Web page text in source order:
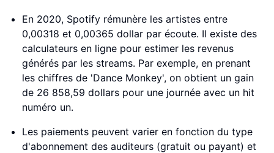
En 2020, Spotify rémunère les artistes entre
0,00318 et 0,00365 dollar par écoute. Il existe des
calculateurs en ligne pour estimer les revenus
générés par les streams. Par exemple, en prenant
les chiffres de 'Dance Monkey', on obtient un gain
de 26 858,59 dollars pour une journée avec un hit
numéro un.
Les paiements peuvent varier en fonction du type
d'abonnement des auditeurs (gratuit ou payant) et